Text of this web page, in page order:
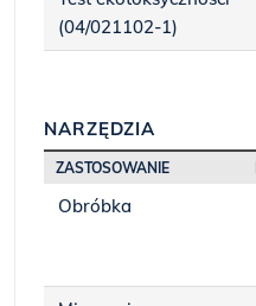
(04/021102-1)
NARZĘDZIA
ZASTOSOWANIE
Obróbka